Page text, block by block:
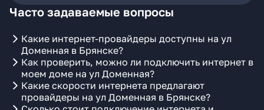
Часто задаваемые вопросы
Какие интернет-провайдеры доступны на ул
Доменная в Брянске?
Как проверить, можно ли подключить интернет в
моем доме на ул Доменная?
Какие скорости интернета предлагают
провайдеры на ул Доменная в Брянске?